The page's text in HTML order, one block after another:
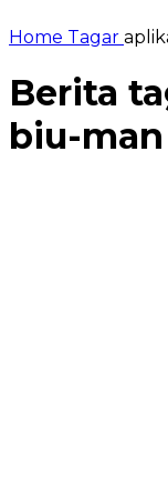
Home Tagar
Berita
biu-man